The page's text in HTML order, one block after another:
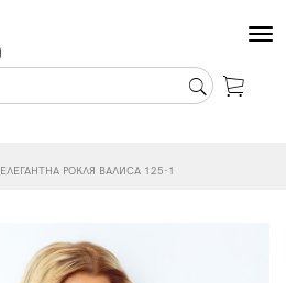
ЕЛЕГАНТНА РОКЛЯ ВАЛИСА 125-1